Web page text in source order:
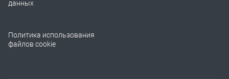
данных
Политика использования
файлов cookie